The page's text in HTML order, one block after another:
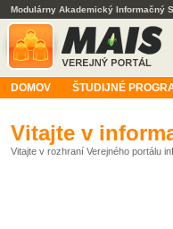
Modulárny Akademický Informačný
DOMOV ŠTUDIJNÉ
Vitajte v
Vitajte v rozhraní Verejného portálu